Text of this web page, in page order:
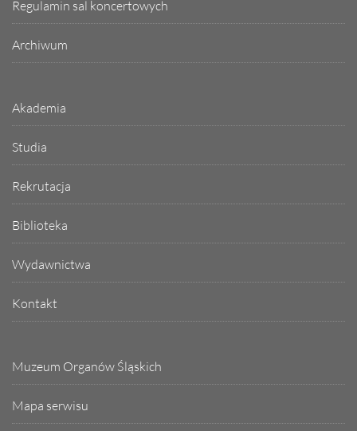
Regulamin sal koncertowych
Archiwum
Akademia
Studia
Rekrutacja
Biblioteka
Wydawnictwa
Kontakt
Muzeum Organów Śląskich
Mapa serwisu